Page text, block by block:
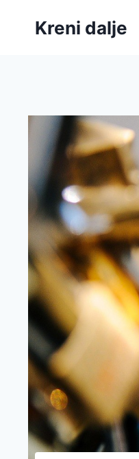
Kreni dalje